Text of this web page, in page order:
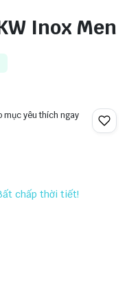
Inox Men
mục yêu thích ngay
chấp thời tiết!